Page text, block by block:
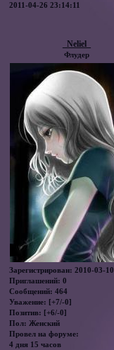
2011-04-26 23:14:11
_Neliel_
Флудер
Зарегистрирован: 2010-03-10
Приглашений: 0
Сообщений: 464
Уважение: [+7/-0]
Позитив: [+6/-0]
Пол: Женский
Провел на форуме:
4 дня 15 часов